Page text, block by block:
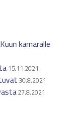
kamaralle
15.11.2021
30.8.2021
27.8.2021